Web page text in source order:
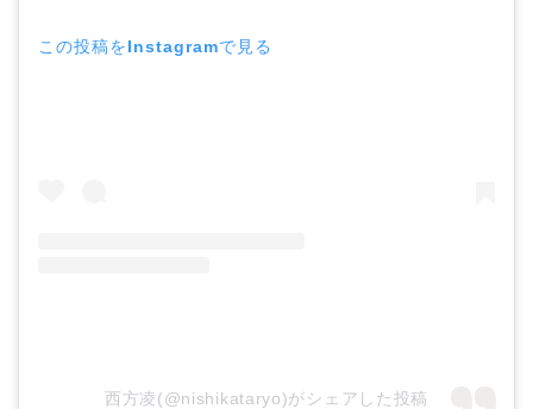
この投稿をInstagramで見る
西方凌(@nishikataryo)がシェアした投稿